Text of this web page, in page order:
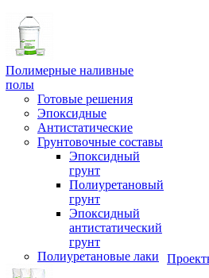
Полимерные наливные
полы
Готовые решения
Эпоксидные
Антистатические
Грунтовочные составы
Эпоксидный
грунт
Полиуретановый
грунт
Эпоксидный
антистатический
грунт
Полиуретановые лаки